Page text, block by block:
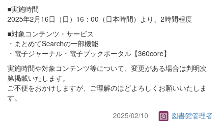
■実施時間
2025年2月16日（日）16：00（日本時間）より、2時間程度
■対象コンテンツ・サービス
・まとめてSearchの一部機能
・電子ジャーナル・電子ブックポータル【360core】
実施時間や対象コンテンツ等について、変更がある場合は判明次
第掲載いたします。
ご不便をおかけしますが、ご理解のほどよろしくお願いいたしま
す。
2025/02/10
図書館管理者